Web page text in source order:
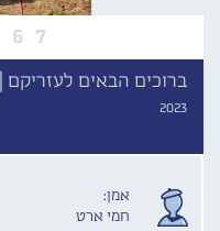
6 7
ברוכים הבאים לעזריקם |
2023
אמן:
חמי ארט